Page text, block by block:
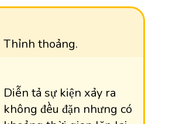
Thỉnh thoảng.
Diễn tả sự kiện xảy ra
không đều đặn nhưng có